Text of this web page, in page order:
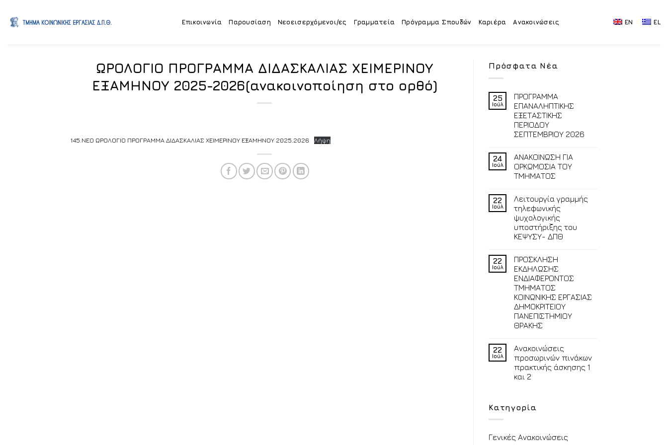
content
Επικοινωνία Παρουσίαση Νεοεισερχόμενοι/ες Γραμματεία Πρόγραμμα Σπουδών Καριέρα Ανακοινώσεις EN EL
ΩΡΟΛΟΓΙΟ ΠΡΟΓΡΑΜΜΑ ΔΙΔΑΣΚΑΛΙΑΣ ΧΕΙΜΕΡΙΝΟΥ
ΕΞΑΜΗΝΟΥ 2025-2026(ανακοινοποίηση στο ορθό)
145.ΝΕΟ ΩΡΟΛΟΓΙΟ ΠΡΟΓΡΑΜΜΑ ΔΙΔΑΣΚΑΛΙΑΣ ΧΕΙΜΕΡΙΝΟΥ ΕΞΑΜΗΝΟΥ 2025.2026 Λήψη
Πρόσφατα Νέα
25
Ιούλ
ΠΡΟΓΡΑΜΜΑ
ΕΠΑΝΑΛΗΠΤΙΚΗΣ
ΕΞΕΤΑΣΤΙΚΗΣ
ΠΕΡΙΟΔΟΥ
ΣΕΠΤΕΜΒΡΙΟΥ 2026
24
Ιούλ
ΑΝΑΚΟΙΝΩΣΗ ΓΙΑ
ΟΡΚΩΜΟΣΙΑ ΤΟΥ
ΤΜΗΜΑΤΟΣ
22
Ιούλ
Λειτουργία γραμμής
τηλεφωνικής
ψυχολογικής
υποστήριξης του
ΚΕΨΥΣΥ- ΔΠΘ
22
Ιούλ
ΠΡΟΣΚΛΗΣΗ
ΕΚΔΗΛΩΣΗΣ
ΕΝΔΙΑΦΕΡΟΝΤΟΣ
ΤΜΗΜΑΤΟΣ
ΚΟΙΝΩΝΙΚΗΣ ΕΡΓΑΣΙΑΣ
ΔΗΜΟΚΡΙΤΕΙΟΥ
ΠΑΝΕΠΙΣΤΗΜΙΟΥ
ΘΡΑΚΗΣ
22
Ιούλ
Ανακοινώσεις
προσωρινών πινάκων
πρακτικής άσκησης 1
και 2
Κατηγορία
Γενικές Ανακοινώσεις